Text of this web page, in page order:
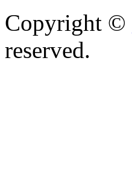
Copyright ©
reserved.